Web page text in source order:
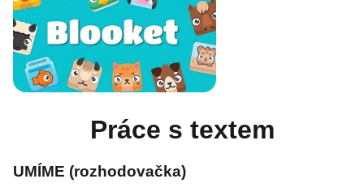
Práce s textem
UMÍME (rozhodovačka)